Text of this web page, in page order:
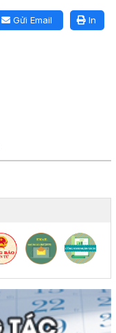
In
Gửi Email